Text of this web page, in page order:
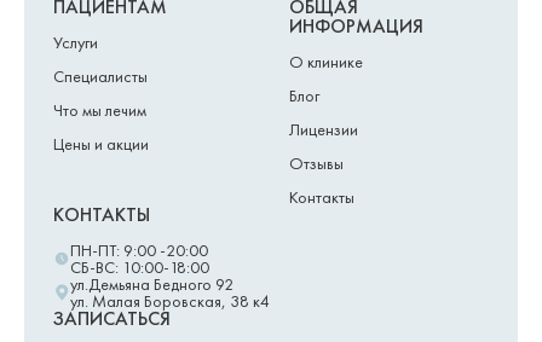
ПАЦИЕНТАМ
Услуги
Специалисты
Что мы лечим
Цены и акции
ОБЩАЯ
ИНФОРМАЦИЯ
О клинике
Блог
Лицензии
Отзывы
Контакты
КОНТАКТЫ
ПН-ПТ: 9:00 -20:00
СБ-ВС: 10:00-18:00
ул.Демьяна Бедного 92
ул. Малая Боровская, 38 к4
ЗАПИСАТЬСЯ